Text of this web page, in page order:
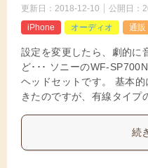
更新日： 2018-12-10 公開日：
iPhone
オーディオ 通販
設定を変更したら、劇的に
ど･･･ ソニーのWF-
ヘッドセットです。 基本
きたのですが、有線タイ
続